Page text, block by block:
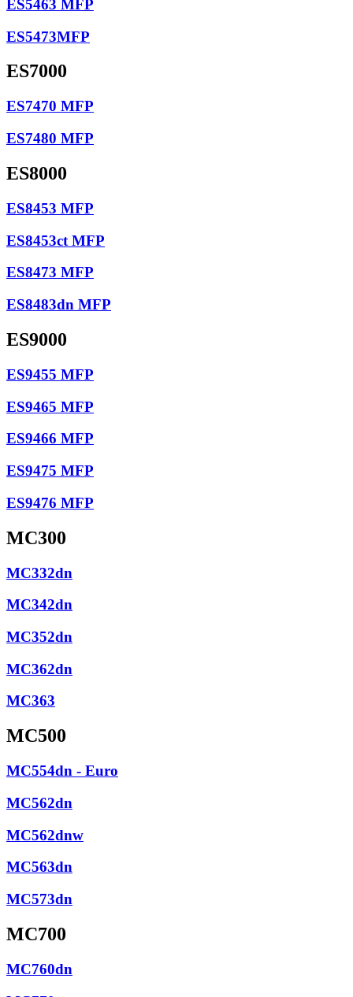
ES5463 MFP
ES5473MFP
ES7000
ES7470 MFP
ES7480 MFP
ES8000
ES8453 MFP
ES8453ct MFP
ES8473 MFP
ES8483dn MFP
ES9000
ES9455 MFP
ES9465 MFP
ES9466 MFP
ES9475 MFP
ES9476 MFP
MC300
MC332dn
MC342dn
MC352dn
MC362dn
MC363
MC500
MC554dn - Euro
MC562dn
MC562dnw
MC563dn
MC573dn
MC700
MC760dn